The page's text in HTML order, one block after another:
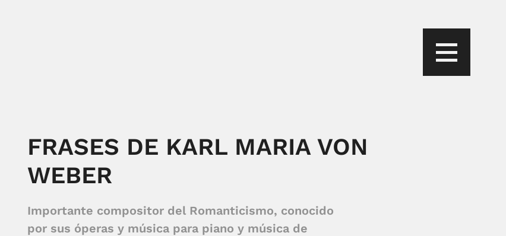
FRASES DE KARL MARIA VON
WEBER
Importante compositor del Romanticismo, conocido
por sus óperas y música para piano y música de